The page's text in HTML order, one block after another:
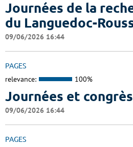
Journées de la
du Languedoc-
09/06/2026 16:44
PAGES
relevance: 100%
Journées et
09/06/2026 16:44
PAGES